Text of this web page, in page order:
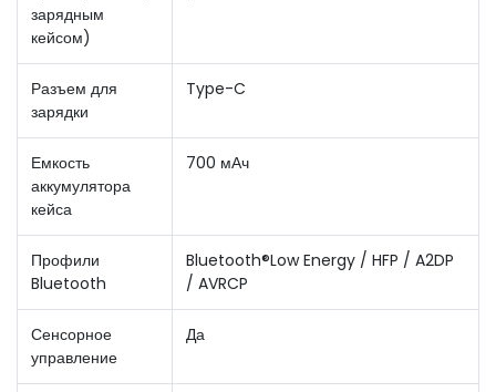
зарядным
кейсом)
Разъем для
зарядки
Type-C
Емкость
аккумулятора
кейса
700 мАч
Профили
Bluetooth
Bluetooth®Low Energy / HFP / A2DP
/ AVRCP
Сенсорное
управление
Да